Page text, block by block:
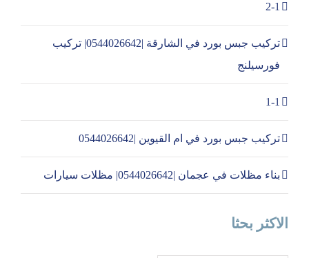
2-1
تركيب جبس بورد في الشارقة |0544026642| تركيب
فورسيلنج
1-1
تركيب جبس بورد في ام القيوين |0544026642
بناء مظلات في عجمان |0544026642| مظلات سيارات
الاكثر بحثا